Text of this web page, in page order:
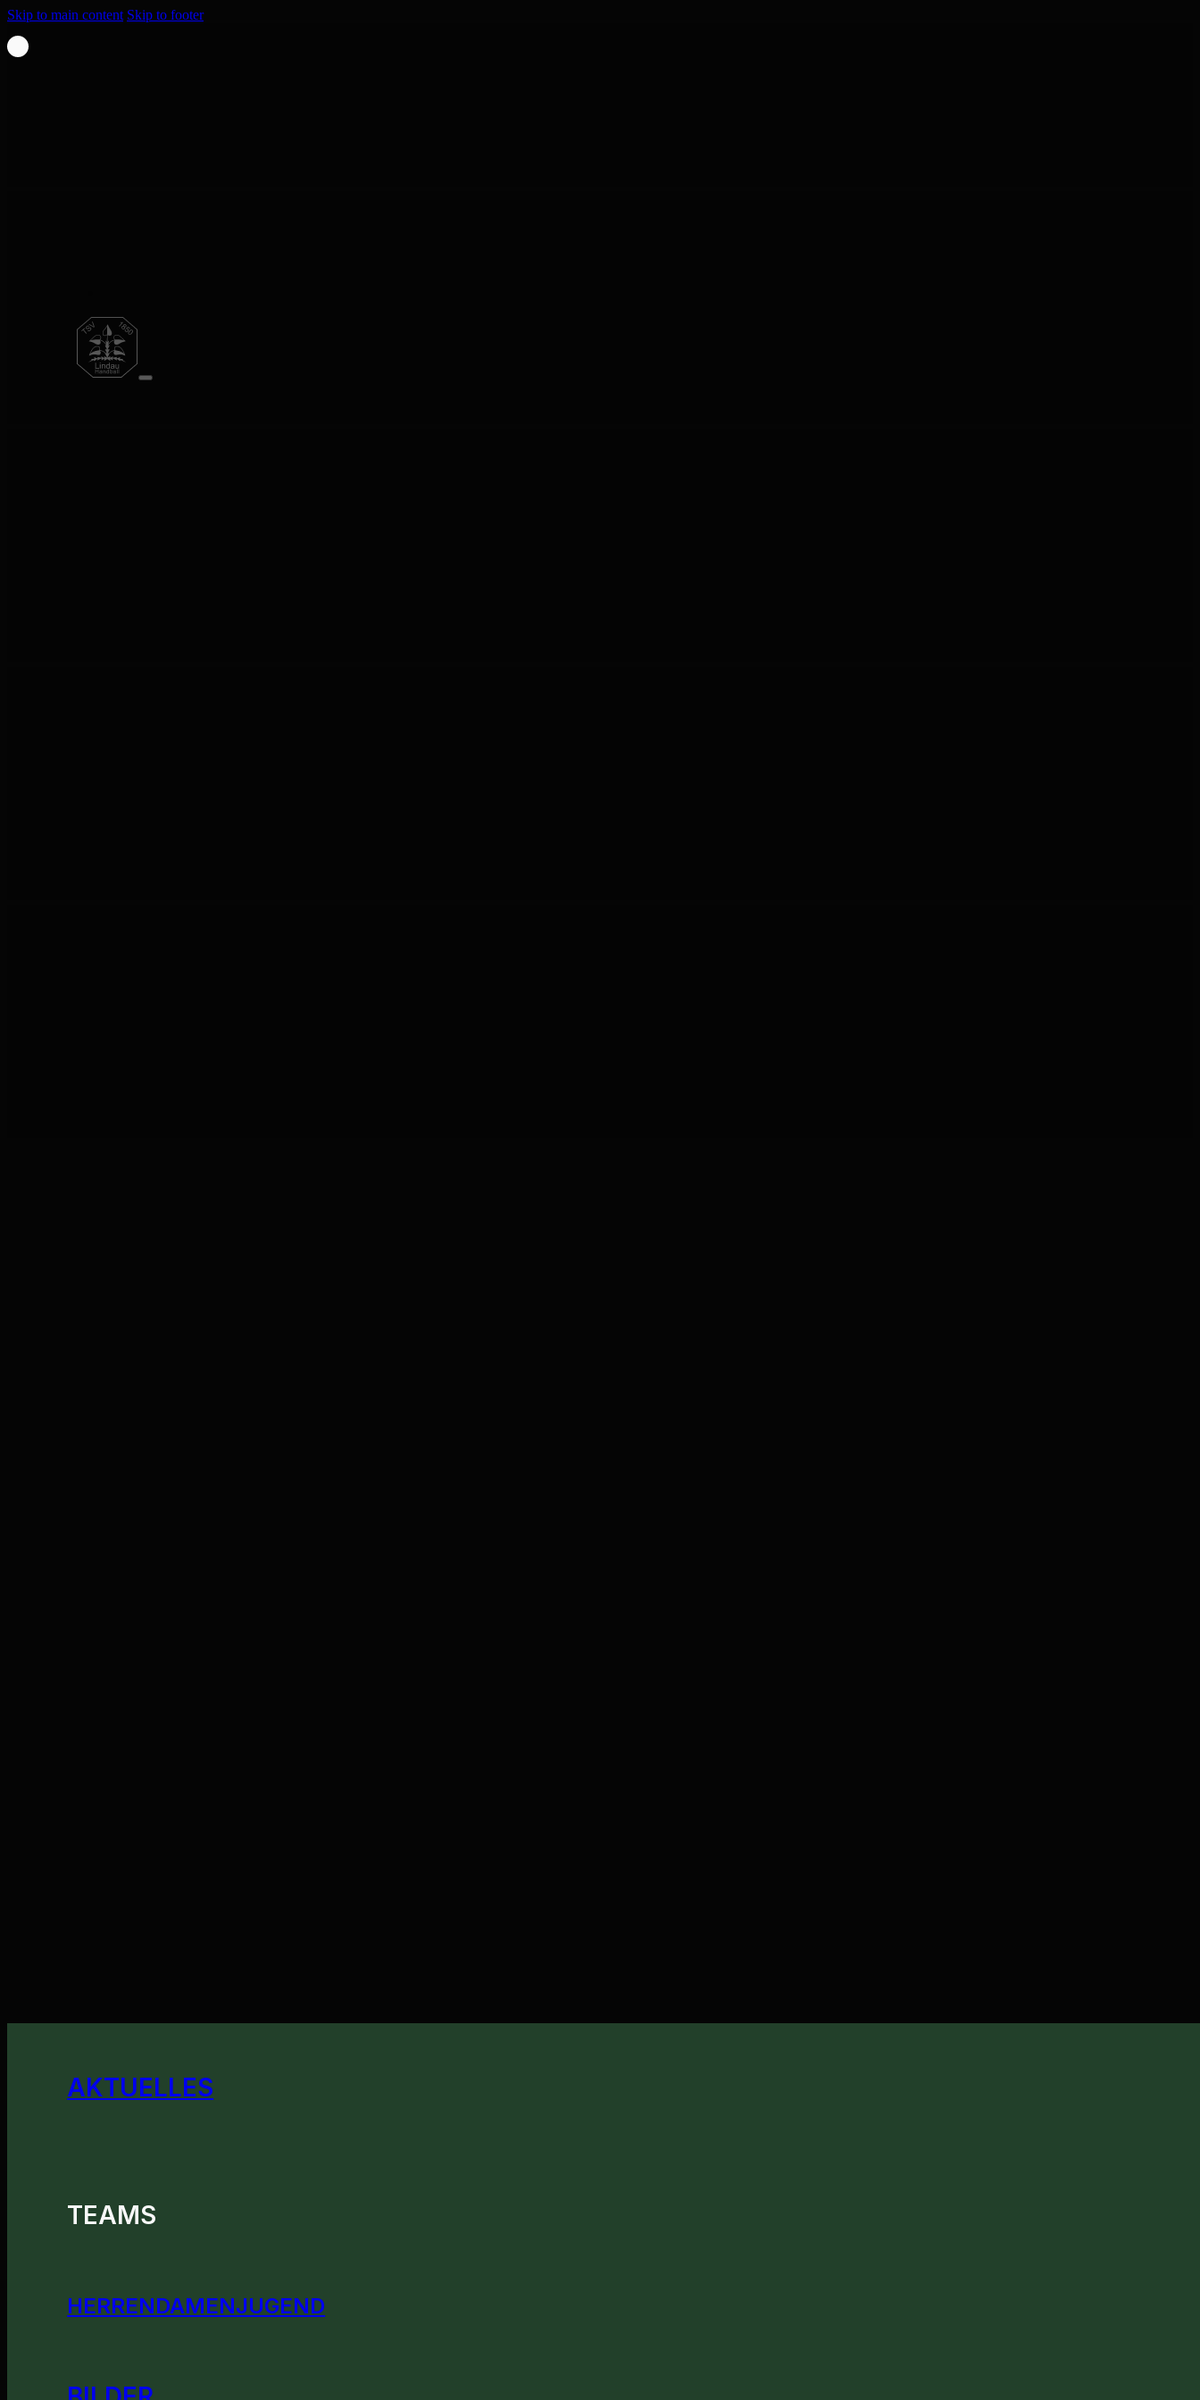
Skip to main content Skip to footer
AKTUELLES
TEAMS
HERRENDAMENJUGEND